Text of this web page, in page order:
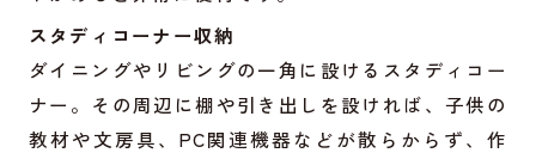
スタディコーナー収納
ダイニングやリビングの一角に設けるスタディコー
ナー。その周辺に棚や引き出しを設ければ、子供の
教材や文房具、PC関連機器などが散らからず、作